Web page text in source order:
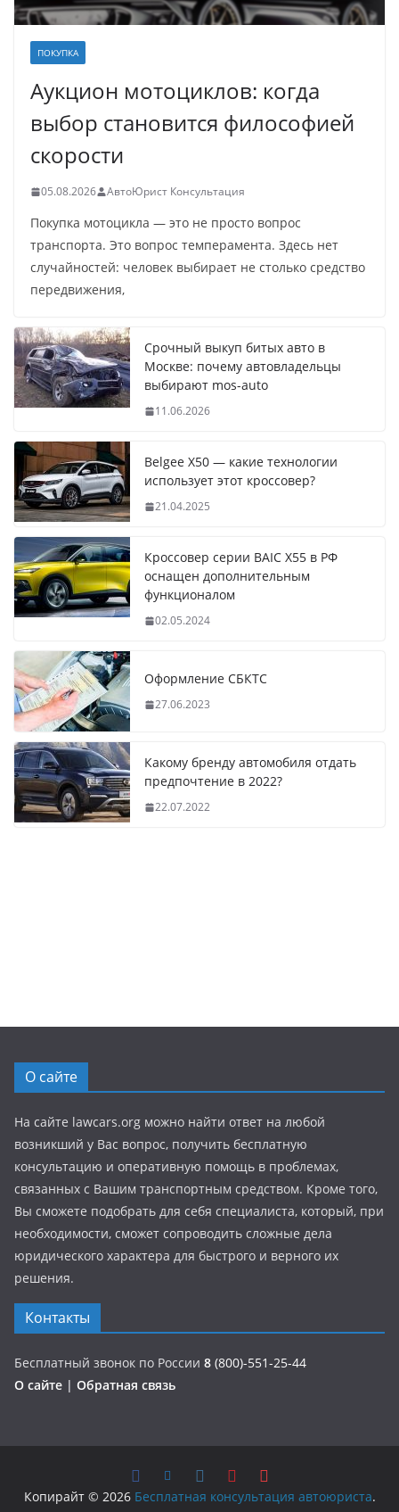
ПОКУПКА
Аукцион мотоциклов: когда
выбор становится философией
скорости
05.08.2026 АвтоЮрист Консультация
Покупка мотоцикла — это не просто вопрос
транспорта. Это вопрос темперамента. Здесь нет
случайностей: человек выбирает не столько средство
передвижения,
Срочный выкуп битых авто в
Москве: почему автовладельцы
выбирают mos-auto
11.06.2026
Belgee X50 — какие технологии
использует этот кроссовер?
21.04.2025
Кроссовер серии BAIC X55 в РФ
оснащен дополнительным
функционалом
02.05.2024
Оформление СБКТС
27.06.2023
Какому бренду автомобиля отдать
предпочтение в 2022?
22.07.2022
О сайте
На сайте lawcars.org можно найти ответ на любой
возникший у Вас вопрос, получить бесплатную
консультацию и оперативную помощь в проблемах,
связанных с Вашим транспортным средством. Кроме того,
Вы сможете подобрать для себя специалиста, который, при
необходимости, сможет сопроводить сложные дела
юридического характера для быстрого и верного их
решения.
Контакты
Бесплатный звонок по России 8 (800)-551-25-44
О сайте | Обратная связь
Копирайт © 2026 Бесплатная консультация автоюриста.